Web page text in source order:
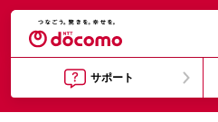
サポート